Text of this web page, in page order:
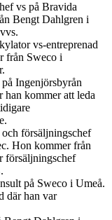
vs på Bravida
Bengt Dahlgren i
vs-entreprenad
från Sweco i
Ingenjörsbyrån
kommer att leda
försäljningschef
Hon kommer från
försäljningschef
på Sweco i Umeå.
där han var